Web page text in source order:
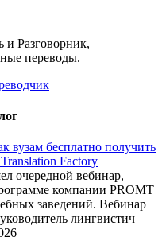
и Разговорник,
переводы.
вузам бесплатно получить
Factory
очередной вебинар,
компании PROMT
заведений. Вебинар
лингвистич